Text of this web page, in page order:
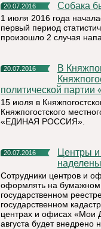
20.07.2016 Собака
1 июля 2016 года
первый период
произошло 2 случая
20.07.2016
В Княжпогостском районе прошел II этап XXVII Конференции
политической
15 июля в
Княжпогостского
«ЕДИНАЯ РОССИЯ».
20.07.2016
Центры и офисы «Мои Документы» в Республике Коми
Сотрудники центров и
оформлять на бумажном
государственном
государственном
центрах и офисах «Мои
августа будет внедрено